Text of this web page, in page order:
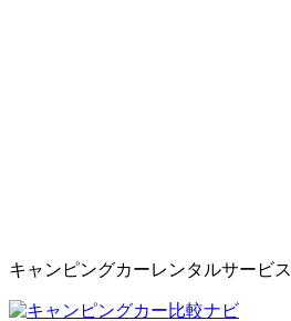
キャンピングカーレンタルサービス